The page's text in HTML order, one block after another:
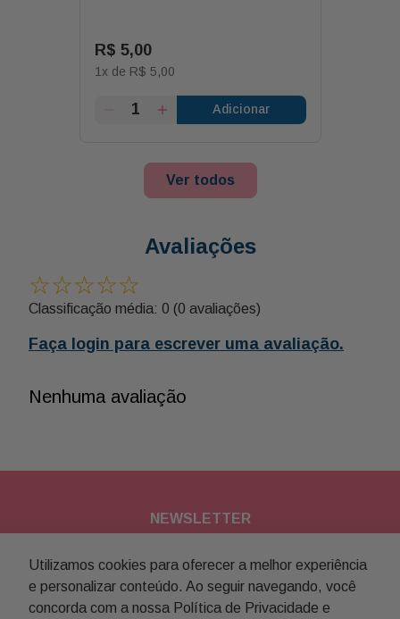
R$ 5,00
1x de R$ 5,00
Adicionar
Ver todos
Avaliações
☆☆☆☆☆
Classificação média: 0 (0 avaliações)
Faça login para escrever uma avaliação.
Nenhuma avaliação
NEWSLETTER
Assine nossa newsletter para
receber novidades e promoções
Utilizamos cookies para oferecer a melhor experiência
e personalizar conteúdo. Ao seguir navegando, você
concorda com a nossa Política de Privacidade e